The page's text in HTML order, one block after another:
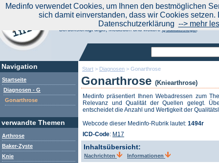
Start > Diagnosen > Gonarthrose
Gonarthrose (Kniearthrose)
Medinfo präsentiert Ihnen Webadressen zum
Relevanz und Qualität der Quellen gelegt.
entscheidet die Anzahl und Wertigkeit der
Webcode dieser Medinfo-Rubrik lautet: 1494r
ICD-Code: M17
Inhaltsübersicht:
Nachrichten Informationen
Navigation
Startseite
Diagnosen - G
Gonarthrose
verwandte Themen
Arthrose
Baker-Zyste
Knie
Aktuelle Nachrichten|
Suchen Sie noch oder Finden Sie schon?
Medinfo.de - Meta-Portal für Gesundheitsthemen
Berücksichtigt afgis, Medisuch und weitereQualitätssiegel.
Medinfo verwendet Cookies, um Ihnen den bestmöglichen
sich damit einverstanden, dass wir Cookies
Datenschutzerklärung --> mehr